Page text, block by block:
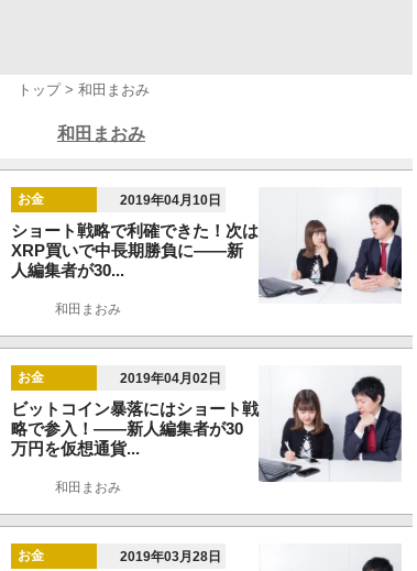
トップ 和田まおみ
和田まおみ
お金 2019年04月10日
ショート戦略で利確できた！次は
XRP買いで中長期勝負に――新
人編集者が30...
和田まおみ
お金 2019年04月02日
ビットコイン暴落にはショート戦
略で参入！――新人編集者が30
万円を仮想通貨...
和田まおみ
お金 2019年03月28日